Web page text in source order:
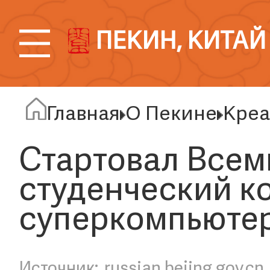
ПЕКИН, КИТАЙ
Главная О Пекине
Стартовал
студенческий